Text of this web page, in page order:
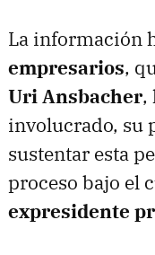
La información
empresarios,
Uri Ansbacher,
involucrado, su
sustentar esta
proceso bajo el
expresidente